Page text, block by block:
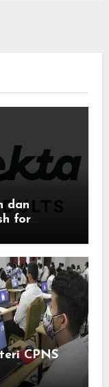
dan
for
CPNS